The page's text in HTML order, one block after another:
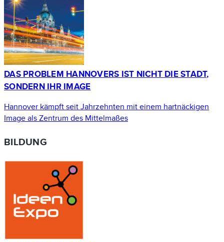
DAS PROBLEM HANNOVERS IST NICHT DIE STADT,
SONDERN IHR IMAGE
Hannover kämpft seit Jahrzehnten mit einem hartnäckigen
Image als Zentrum des Mittelmaßes
BILDUNG